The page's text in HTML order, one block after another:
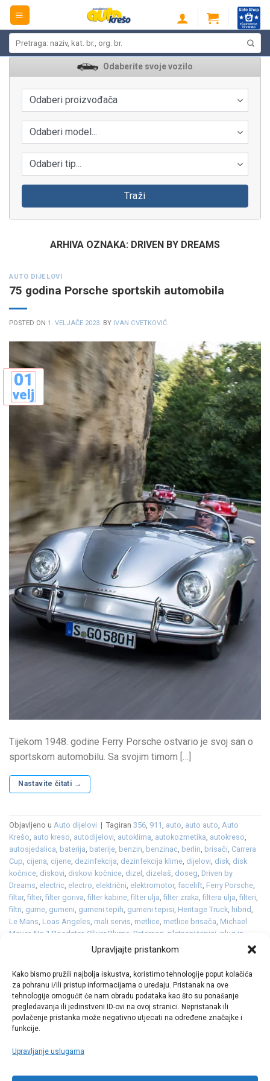
Upravljajte pristankom
Kako bismo pružili najbolja iskustva, koristimo tehnologije poput kolačića
za pohranu i/ili pristup informacijama o uređaju. Pristanak na ove
tehnologije omogućit će nam obradu podataka kao što su ponašanje
pregledavanja ili jedinstveni ID-ovi na ovoj stranici. Nepristanak ili
povlačenje pristanka može negativno utjecati na određene značajke i
funkcije.
Upravljanje uslugama
Skip
content
Odaberite svoje vozilo
Odaberi proizvođača
Odaberi model...
Odaberi tip...
Traži
ARHIVA OZNAKA: DRIVEN BY DREAMS
AUTO DIJELOVI
75 godina Porsche sportskih automobila
POSTED ON 1. VELJAČE 2023. BY IVAN CVETKOVIĆ
01
velj
Tijekom 1948. godine Ferry Porsche ostvario je svoj san o
sportskom automobilu. Sa svojim timom […]
Nastavite čitati →
Objavljeno u Auto dijelovi | Tagiran 356, 911, auto, auto auto, Auto
Krešo, auto kreso, autodijelovi, autoklima, autokozmetika, autokreso,
autosjedalica, baterija, baterije, benzin, benzinac, berlin, brisači, Carrera
Cup, cijena, cijene, dezinfekcija, dezinfekcija klime, dijelovi, disk, disk
kočnice, diskovi, diskovi kočnice, dizel , dizelaš, doseg, Driven by
Dreams, electric, electro, električni, elektromotor, facelift, Ferry Porsche,
filtar,filter,filter goriva,filter kabine,filter ulja,filter zraka,filtera ulja,filteri,
filtri, gume, gumeni, gumeni tepih, gumeni tepisi, Heritage Truck, hibrid,
Le Mans, Loas Angeles, mali servis, metlice, metlice brisača, Michael
Mauer, No.1 Roadster, Oliver Blume Peterson platneni tepisi plug in
pumpa vode, punjenje,Rennsport Reunion
stuttgart
Style Porsche ,svijećice svjećice svjetla tekstilni tepisi
tekućina,tepih, tepisi, Vision 357,vjetrobransko ,vjetrobransko staklo
zima,zimska tekućina,zimske Ostavite komentar
Call centar